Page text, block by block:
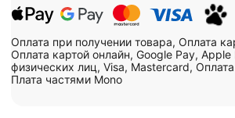
Оплата при получении товара, Оплата
Оплата картой онлайн, Google Pay,
физических лиц, Visa, Mastercard,
Плата частями Mono